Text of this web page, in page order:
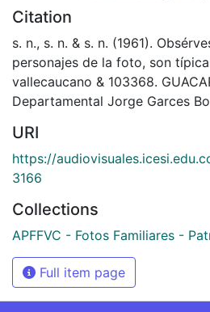
Citation
s. n., s. n. & s. n. (1961).
personajes de la foto, son
vallecaucano & 103368.
Departamental Jorge Garces
URI
https://
3166
Collections
APFFVC - Fotos Familiares -
Full item page